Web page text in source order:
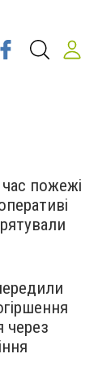
пожежі
через